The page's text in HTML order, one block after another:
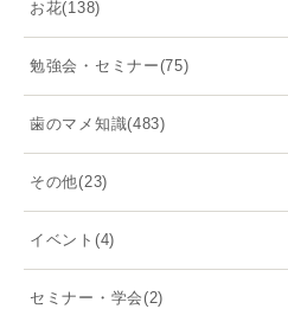
お花(138)
勉強会・セミナー(75)
歯のマメ知識(483)
その他(23)
イベント (4)
セミナー・学会(2)